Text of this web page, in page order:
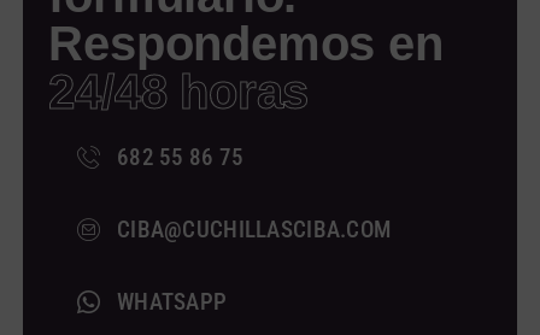
Respondemos en
24/48 horas
682 55 86 75
CIBA@CUCHILLASCIBA.COM
WHATSAPP